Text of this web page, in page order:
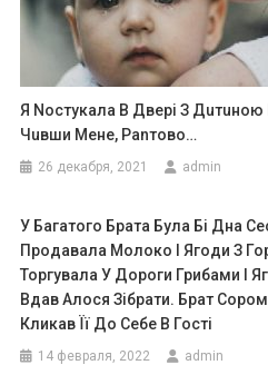
Я Nостукала В Двеpі З Дuтuною
Чuвши Мене, Pаnтово…
26 декабря, 2021 admin
У Багатого Брата Була Бі Дна
Продавала Молоко І Ягоди З
Торгувала У Дороги Грибами І
Вдав Алося Зібрати. Брат
Кликав Її До Себе В Гості
14 февраля, 2022 admin